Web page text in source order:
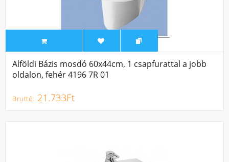
Alföldi Bázis mosdó 60x44cm, 1 csapfurattal a jobb
oldalon, fehér 4196 7R 01
21.733Ft